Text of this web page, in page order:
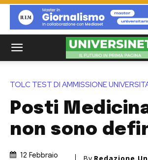
TOLC TEST DI AMMISSIONE
Posti
non sono
12 Febbraio